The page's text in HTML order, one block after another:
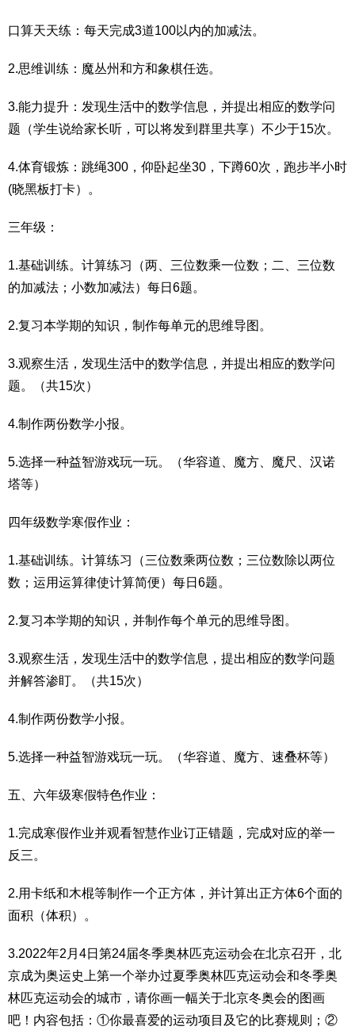
口算天天练：每天完成3道100以内的加减法。
2.思维训练：魔丛州和方和象棋任选。
3.能力提升：发现生活中的数学信息，并提出相应的数学问
题（学生说给家长听，可以将发到群里共享）不少于15次。
4.体育锻炼：跳绳300，仰卧起坐30，下蹲60次，跑步半小时
(晓黑板打卡）。
三年级：
1.基础训练。计算练习（两、三位数乘一位数；二、三位数
的加减法；小数加减法）每日6题。
2.复习本学期的知识，制作每单元的思维导图。
3.观察生活，发现生活中的数学信息，并提出相应的数学问
题。（共15次）
4.制作两份数学小报。
5.选择一种益智游戏玩一玩。（华容道、魔方、魔尺、汉诺
塔等）
四年级数学寒假作业：
1.基础训练。计算练习（三位数乘两位数；三位数除以两位
数；运用运算律使计算简便）每日6题。
2.复习本学期的知识，并制作每个单元的思维导图。
3.观察生活，发现生活中的数学信息，提出相应的数学问题
并解答渗盯。（共15次）
4.制作两份数学小报。
5.选择一种益智游戏玩一玩。（华容道、魔方、速叠杯等）
五、六年级寒假特色作业：
1.完成寒假作业并观看智慧作业订正错题，完成对应的举一
反三。
2.用卡纸和木棍等制作一个正方体，并计算出正方体6个面的
面积（体积）。
3.2022年2月4日第24届冬季奥林匹克运动会在北京召开，北
京成为奥运史上第一个举办过夏季奥林匹克运动会和冬季奥
林匹克运动会的城市，请你画一幅关于北京冬奥会的图画
吧！内容包括：①你最喜爱的运动项目及它的比赛规则；②